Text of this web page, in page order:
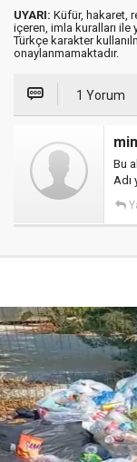
UYARI: Küfür, hakaret,
içeren, imla kuralları ile
Türkçe karakter
onaylanmamaktadır.
1 Yorum
Bu
Adı